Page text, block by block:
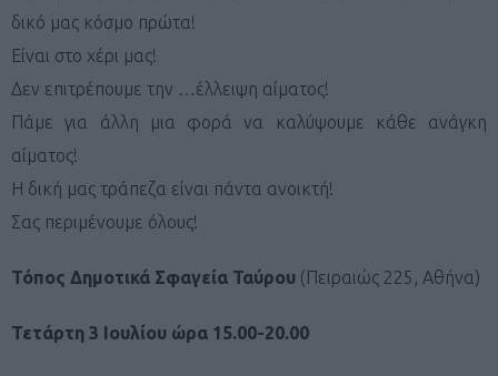
δικό μας κόσμο πρώτα!
Είναι στο χέρι μας!
Δεν επιτρέπουμε την …έλλειψη αίματος!
Πάμε για άλλη μια φορά να καλύψουμε κάθε ανάγκη
αίματος!
Η δική μας τράπεζα είναι πάντα ανοικτή!
Σας περιμένουμε όλους!
Τόπος Δημοτικά Σφαγεία Ταύρου (Πειραιώς 225, Αθήνα)
Τετάρτη 3 Ιουλίου ώρα 15.00-20.00